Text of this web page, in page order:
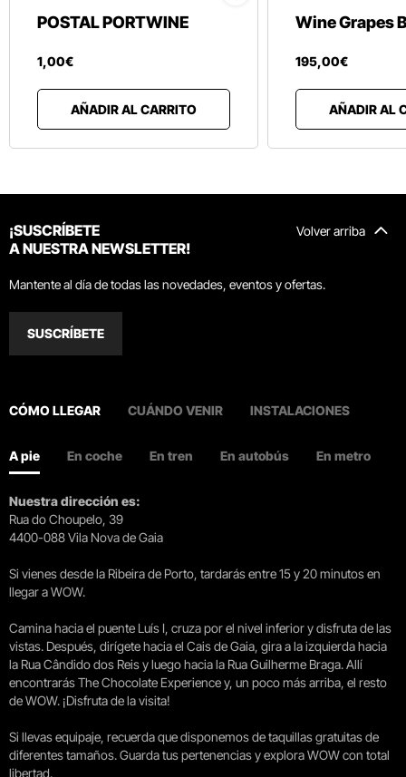
POSTAL PORTWINE
1,00€
AÑADIR AL CARRITO
Wine Grapes
195,00€
AÑADIR AL
Volver arriba
¡SUSCRÍBETE
A NUESTRA NEWSLETTER!
Mantente al día de todas las novedades, eventos y ofertas.
SUSCRÍBETE
CÓMO LLEGAR CUÁNDO VENIR INSTALACIONES
A pie En coche En tren En autobús En metro
Nuestra dirección es:
Rua do Choupelo, 39
4400-088 Vila Nova de Gaia
Si vienes desde la Ribeira de Porto, tardarás entre 15 y 20 minutos en
llegar a WOW.
Camina hacia el puente Luís I, cruza por el nivel inferior y disfruta de las
vistas. Después, dirígete hacia el Cais de Gaia, gira a la izquierda hacia
la Rua Cândido dos Reis y luego hacia la Rua Guilherme Braga. Allí
encontrarás The Chocolate Experience y, un poco más arriba, el resto
de WOW. ¡Disfruta de la visita!
Si llevas equipaje, recuerda que disponemos de taquillas gratuitas de
diferentes tamaños. Guarda tus pertenencias y explora WOW con total
libertad.